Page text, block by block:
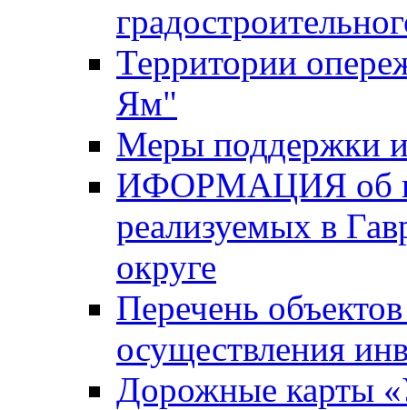
Территории
Ям"
Меры поддержки
ИФОРМАЦИЯ об
реализуемых в
округе
Перечень
осуществления
Дорожные карты